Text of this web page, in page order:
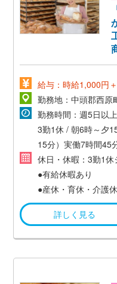
給与：時給1,000円
勤務地：中頭郡西原
勤務時間：週5日以
3勤1休 / 朝6時～夕
15分）実働7時間45
休日・休暇：3勤1休
●有給休暇あり
●産休・育休・介護
詳しく見る